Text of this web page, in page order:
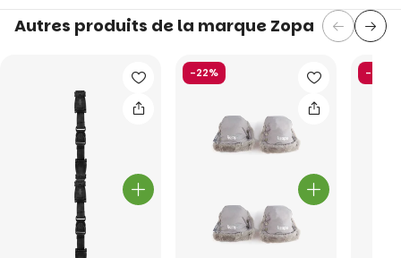
Autres produits de la marque Zopa
-22% -26%